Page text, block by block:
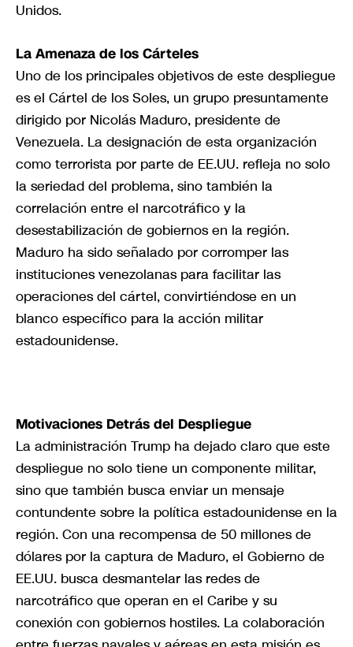
Unidos.
La Amenaza de los Cárteles
Uno de los principales objetivos de este despliegue
es el Cártel de los Soles, un grupo presuntamente
dirigido por Nicolás Maduro, presidente de
Venezuela. La designación de esta organización
como terrorista por parte de EE.UU. refleja no solo
la seriedad del problema, sino también la
correlación entre el narcotráfico y la
desestabilización de gobiernos en la región.
Maduro ha sido señalado por corromper las
instituciones venezolanas para facilitar las
operaciones del cártel, convirtiéndose en un
blanco específico para la acción militar
estadounidense.
Motivaciones Detrás del Despliegue
La administración Trump ha dejado claro que este
despliegue no solo tiene un componente militar,
sino que también busca enviar un mensaje
contundente sobre la política estadounidense en la
región. Con una recompensa de 50 millones de
dólares por la captura de Maduro, el Gobierno de
EE.UU. busca desmantelar las redes de
narcotráfico que operan en el Caribe y su
conexión con gobiernos hostiles. La colaboración